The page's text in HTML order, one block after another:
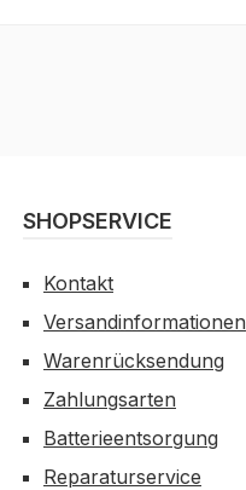
SHOPSERVICE
Kontakt
Versandinformationen
Warenrücksendung
Zahlungsarten
Batterieentsorgung
Reparaturservice